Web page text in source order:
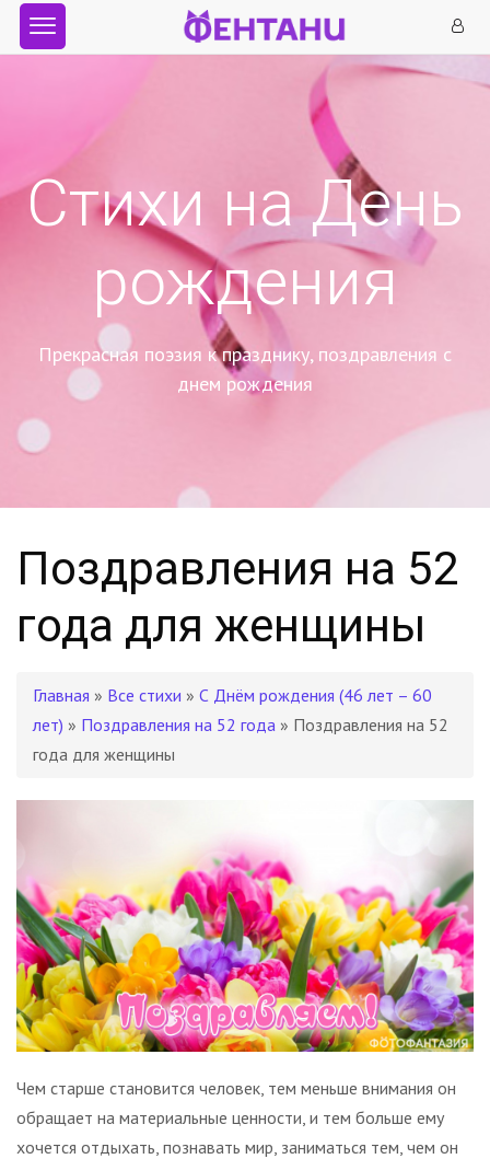
Стихи на День
рождения
Прекрасная поэзия к празднику, поздравления с
днем рождения
Поздравления на 52
года для женщины
Главная » Все стихи » С Днём рождения (46 лет – 60
лет) » Поздравления на 52 года » Поздравления на 52
года для женщины
Чем старше становится человек, тем меньше внимания он
обращает на материальные ценности, и тем больше ему
хочется отдыхать, познавать мир, заниматься тем, чем он